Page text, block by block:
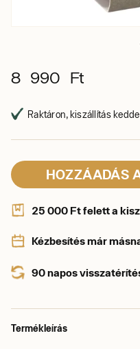
8 990 Ft
Raktáron, kiszállítás
HOZZÁADÁS
25 000 Ft felett a
Kézbesítés már
90 napos
Termékleírás